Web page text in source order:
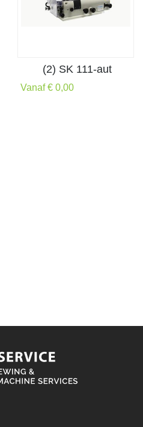
(2) SK 111-aut
Vanaf € 0,00